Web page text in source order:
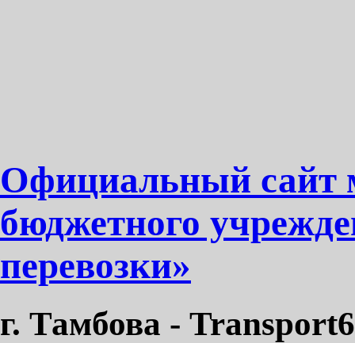
Официальный сайт
бюджетного
перевозки»
г. Тамбова -